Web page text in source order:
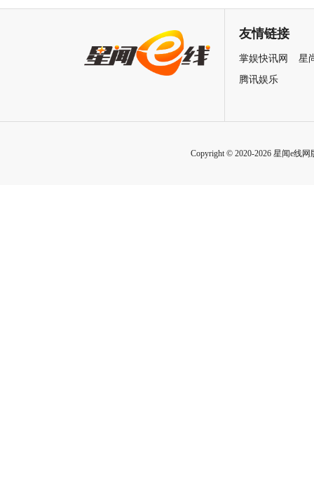
冲上巅峰炸裂舞台友情链接
掌娱快讯网
星
腾讯娱乐
Copyright © 2020-2026 星闻e线